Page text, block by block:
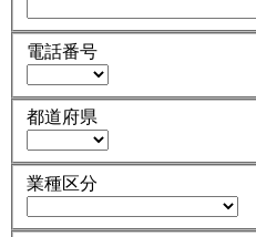
電話番号
都道府県
業種区分